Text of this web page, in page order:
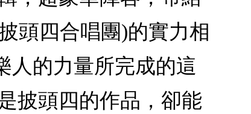
頭四合唱團)的實力相
人的力量所完成的這
披頭四的作品，卻能